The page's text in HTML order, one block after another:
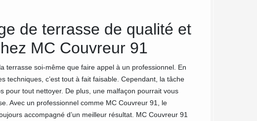
de terrasse de qualité et
MC Couvreur 91
terrasse soi-même que faire appel à un professionnel. En
techniques, c’est tout à fait faisable. Cependant, la tâche
pour tout nettoyer. De plus, une malfaçon pourrait vous
Avec un professionnel comme MC Couvreur 91, le
accompagné d’un meilleur résultat. MC Couvreur 91